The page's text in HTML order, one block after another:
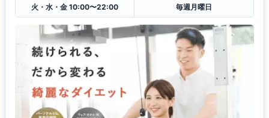
火・水・金 10:00〜22:00
毎週月曜日